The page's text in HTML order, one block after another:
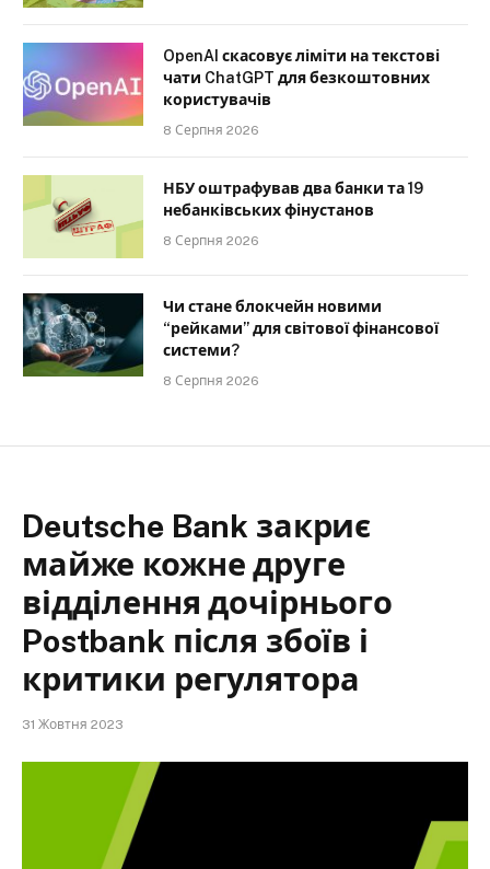
OpenAI скасовує ліміти на текстові
чати ChatGPT для безкоштовних
користувачів
8 Серпня 2026
НБУ оштрафував два банки та 19
небанківських фінустанов
8 Серпня 2026
Чи стане блокчейн новими
“рейками” для світової фінансової
системи?
8 Серпня 2026
Deutsche Bank закриє
майже кожне друге
відділення дочірнього
Postbank після збоїв і
критики регулятора
31 Жовтня 2023